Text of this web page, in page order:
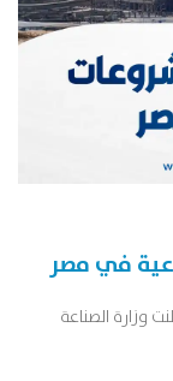
في مصر
وزارة الصناعة